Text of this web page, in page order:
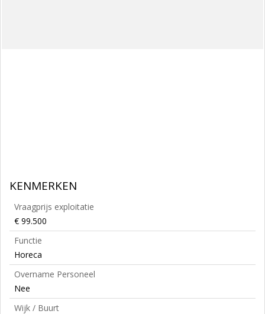
KENMERKEN
Vraagprijs exploitatie
€ 99.500
Functie
Horeca
Overname Personeel
Nee
Wijk / Buurt